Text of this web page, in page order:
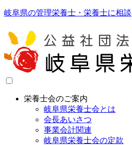
岐阜県の管理栄養士・栄養士に相談
栄養士会のご案内
岐阜県栄養士会とは
会長あいさつ
事業会計関連
岐阜県栄養士会の定款